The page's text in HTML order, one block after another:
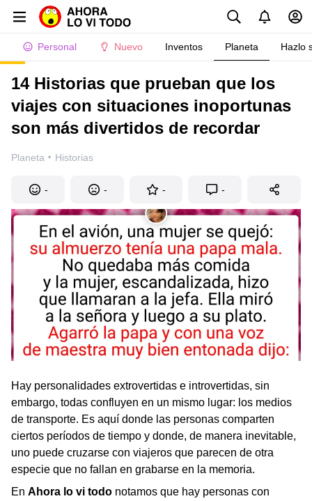
Personal Nuevo Inventos Planeta Hazlo
14 Historias que prueban que los
viajes con situaciones inoportunas
son más divertidos de recordar
Planeta · Historias
- - - -
Hay personalidades extrovertidas e introvertidas, sin
embargo, todas confluyen en un mismo lugar: los medios
de transporte. Es aquí donde las personas comparten
ciertos períodos de tiempo y donde, de manera inevitable,
uno puede cruzarse con viajeros que parecen de otra
especie que no fallan en grabarse en la memoria.
En Ahora lo vi todo notamos que hay personas con